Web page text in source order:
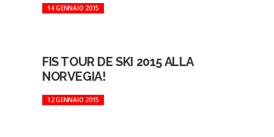
14 GENNAIO 2015
FIS TOUR DE SKI 2015 ALLA
NORVEGIA!
12 GENNAIO 2015